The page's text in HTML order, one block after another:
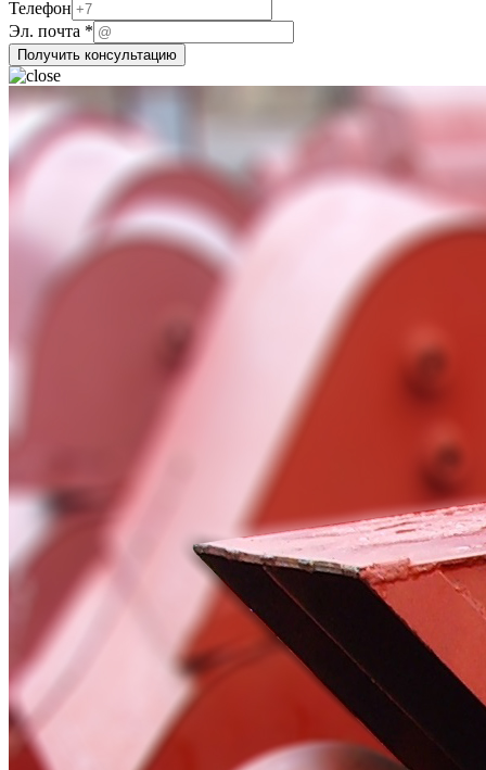
Телефон
Эл. почта *
Получить консультацию